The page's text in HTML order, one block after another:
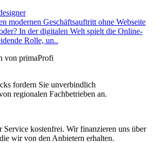
modernen Geschäftsauftritt ohne Webseite
In der digitalen Welt spielt die Online-
Rolle, un..
von primaProfi
fordern Sie unverbindlich
regionalen Fachbetrieben an.
Service kostenfrei. Wir finanzieren uns über
wir von den Anbietern erhalten.